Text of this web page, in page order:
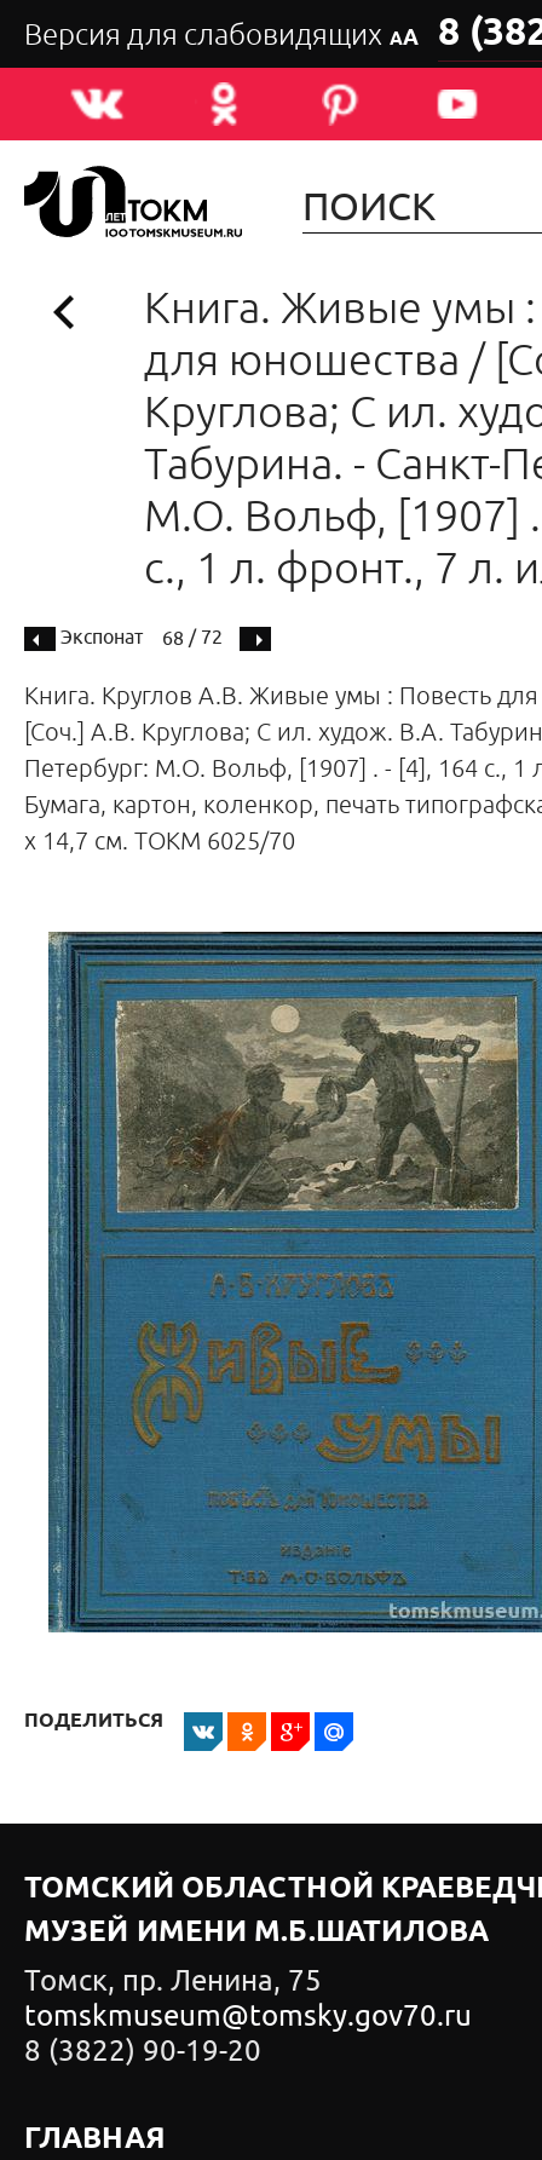
Версия для слабовидящих АА 8
Книга. Живые умы :
для юношества /
Круглова; С ил.
Табурина. - Санкт-
М.О. Вольф, [1907]
с., 1 л. фронт., 7 л.
Экспонат 68 / 72
Книга. Круглов А.В. Живые умы : Повесть
[Соч.] А.В. Круглова; С ил. худож. В.А.
Петербург: М.О. Вольф, [1907] . - [4], 164 с., 1
Бумага, картон, коленкор, печать
х 14,7 см. ТОКМ 6025/70
ПОДЕЛИТЬСЯ
ТОМСКИЙ ОБЛАСТНОЙ
МУЗЕЙ ИМЕНИ М.Б.ШАТИЛОВА
Томск, пр. Ленина, 75
tomskmuseum@tomsky.gov70.ru
8 (3822) 90-19-20
ГЛАВНАЯ